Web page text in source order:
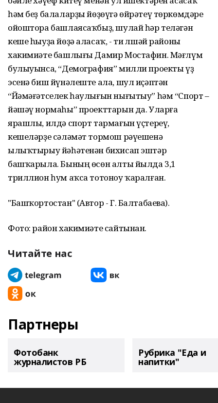
һәм беҙ балаларҙы йөҙөүгә өйрәтеү төркөмдәре
ойоштора башлаясаҡбыҙ, шулай һәр теләгән
кеше һыуҙа йөҙә аласаҡ, - ти Әлшәй районы
хакимиәте башлығы Дамир Мостафин. Мәғлүм
булыуынса, “Демография” милли проекты үҙ
эсенә биш йүнәлеште ала, шул иҫәптән
“Йәмәғәтселек һаулығын нығытыу” һәм “Спорт –
йәшәү нормаһы” проекттарын да. Уларға
ярашлы, илдә спорт тармағын үҫтереү,
кешеләрҙе сәләмәт тормош рәүешенә
ылыҡтырыу йәһәтенән бихисап эштәр
башҡарыла. Бының өсөн алты йылда 3,1
триллион һум аҡса тотоноу ҡаралған.
"Башҡортостан" (Автор - Г. Балтабаева).
Фото: район хакимиәте сайтынан.
Читайте нас
Партнеры
Фотобанк
журналистов РБ
Рубрика "Еда и
напитки"